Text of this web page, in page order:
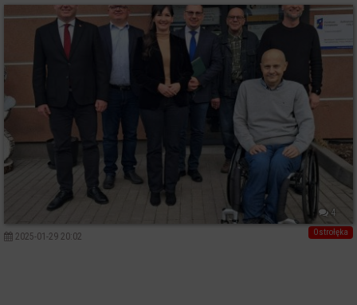
4
Ostrołęka
2025-01-29 20:02